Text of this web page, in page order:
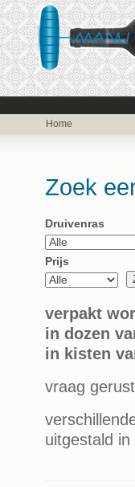
Home
Zoek
Druivenras
Prijs
verpakt
in dozen
in kisten
vraag
uitgestald in